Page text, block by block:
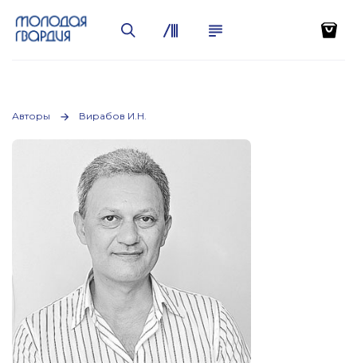
Авторы Вирабов И.Н.